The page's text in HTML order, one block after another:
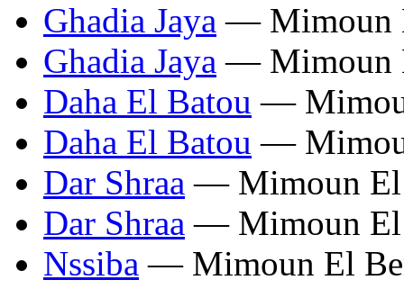
Ghadia Jaya — Mimoun
Ghadia Jaya — Mimoun
Daha El Batou —
Daha El Batou —
Dar Shraa — Mimoun El
Dar Shraa — Mimoun El
Nssiba — Mimoun El